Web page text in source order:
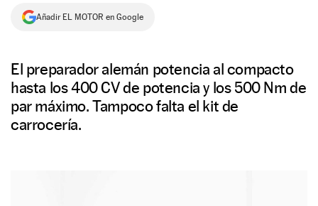
NEWSLETTER
SÍGUENOS
Añadir EL MOTOR en Google
El preparador alemán potencia al compacto
hasta los 400 CV de potencia y los 500 Nm de
par máximo. Tampoco falta el kit de
carrocería.